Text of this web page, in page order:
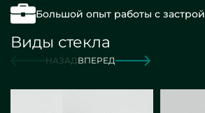
Большой опыт работы с
Виды стекла
НАЗАДВПЕРЕД